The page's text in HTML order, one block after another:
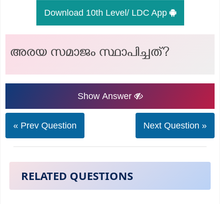
Download 10th Level/ LDC App
അരയ സമാജം സ്ഥാപിച്ചത്?
Show Answer
« Prev Question Next Question »
RELATED QUESTIONS